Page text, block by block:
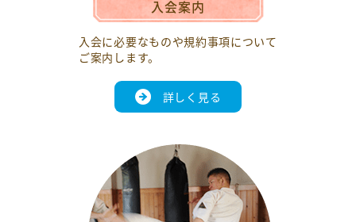
入会案内
入会に必要なものや規約事項について
ご案内します。
詳しく見る